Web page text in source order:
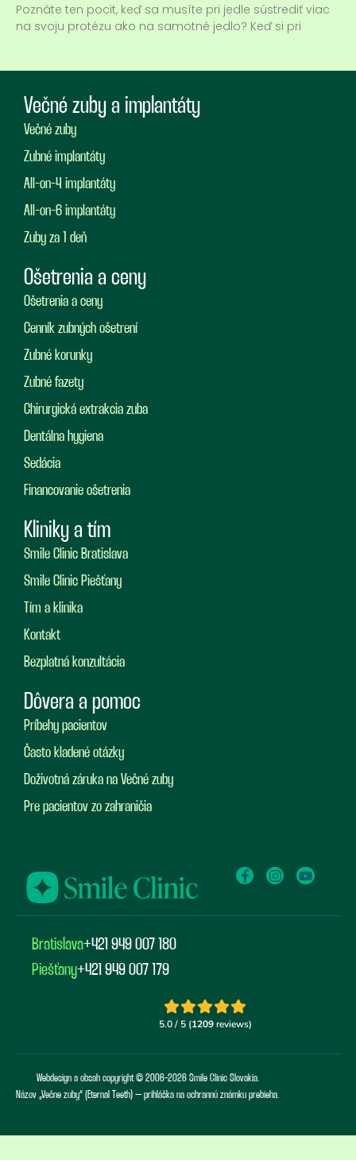
Poznáte ten pocit, keď sa musíte pri jedle sústrediť viac
na svoju protézu ako na samotné jedlo? Keď si pri
Večné zuby a implantáty
Večné zuby
Zubné implantáty
All-on-4 implantáty
All-on-6 implantáty
Zuby za 1 deň
Ošetrenia a ceny
Ošetrenia a ceny
Cenník zubných ošetrení
Zubné korunky
Zubné fazety
Chirurgická extrakcia zuba
Dentálna hygiena
Sedácia
Financovanie ošetrenia
Kliniky a tím
Smile Clinic Bratislava
Smile Clinic Piešťany
Tím a klinika
Kontakt
Bezplatná konzultácia
Dôvera a pomoc
Príbehy pacientov
Často kladené otázky
Doživotná záruka na Večné zuby
Pre pacientov zo zahraničia
Bratislava+421 949 007 180
Piešťany+421 949 007 179
Webdesign a obsah copyright © 2006-2026 Smile Clinic Slovakia.
Názov „Večne zuby“ (Eternal Teeth) – prihláška na ochrannú známku prebieha.